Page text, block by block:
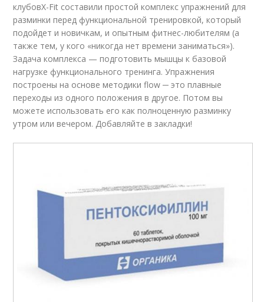
клубовX-Fit составили простой комплекс упражнений для
разминки перед функциональной тренировкой, который
подойдет и новичкам, и опытным фитнес-любителям (а
также тем, у кого «никогда нет времени заниматься»).
Задача комплекса — подготовить мышцы к базовой
нагрузке функционального тренинга. Упражнения
построены на основе методики flow ─ это плавные
переходы из одного положения в другое. Потом вы
можете использовать его как полноценную разминку
утром или вечером. Добавляйте в закладки!